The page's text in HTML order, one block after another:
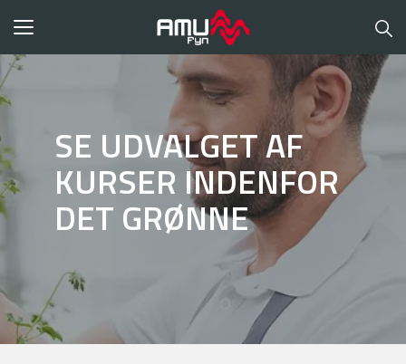
Toggle
SE UDVALGET AF
KURSER INDENFOR
DET GRØNNE